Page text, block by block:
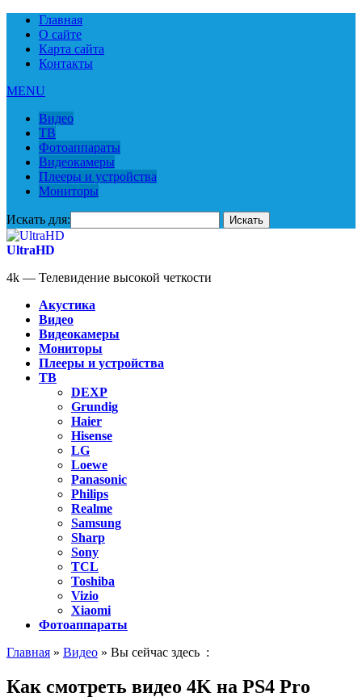
Главная
О сайте
Карта сайта
Контакты
MENU
Видео
ТВ
Фотоаппараты
Видеокамеры
Плееры и устройства
Мониторы
Искать для:
UltraHD
4k — Телевидение высокой четкости
Акустика
Видео
Видеокамеры
Мониторы
Плееры и устройства
ТВ
DEXP
Grundig
Haier
Hisense
LG
Loewe
Panasonic
Philips
Realme
Samsung
Sharp
Sony
TCL
Toshiba
Vizio
Xiaomi
Фотоаппараты
Главная » Видео » Вы сейчас здесь :
Как смотреть видео 4K на PS4 Pro